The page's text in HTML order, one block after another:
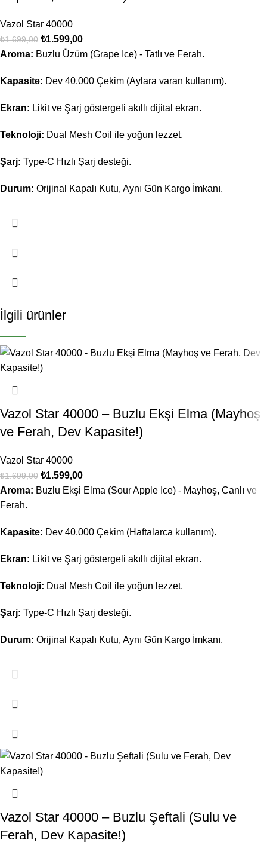
Vazol Star 40000
₺1.699,00 ₺1.599,00
Aroma: Buzlu Üzüm (Grape Ice) - Tatlı ve Ferah.
Kapasite: Dev 40.000 Çekim (Aylara varan kullanım).
Ekran: Likit ve Şarj göstergeli akıllı dijital ekran.
Teknoloji: Dual Mesh Coil ile yoğun lezzet.
Şarj: Type-C Hızlı Şarj desteği.
Durum: Orijinal Kapalı Kutu, Aynı Gün Kargo İmkanı.
İlgili ürünler
-6%
Vazol Star 40000 – Buzlu Ekşi Elma (Mayhoş
ve Ferah, Dev Kapasite!)
Vazol Star 40000
₺1.699,00 ₺1.599,00
Aroma: Buzlu Ekşi Elma (Sour Apple Ice) - Mayhoş, Canlı ve
Ferah.
Kapasite: Dev 40.000 Çekim (Haftalarca kullanım).
Ekran: Likit ve Şarj göstergeli akıllı dijital ekran.
Teknoloji: Dual Mesh Coil ile yoğun lezzet.
Şarj: Type-C Hızlı Şarj desteği.
Durum: Orijinal Kapalı Kutu, Aynı Gün Kargo İmkanı.
-6%
Vazol Star 40000 – Buzlu Şeftali (Sulu ve
Ferah, Dev Kapasite!)
-6%
-6%
-6%
-6%
-6%
-6%